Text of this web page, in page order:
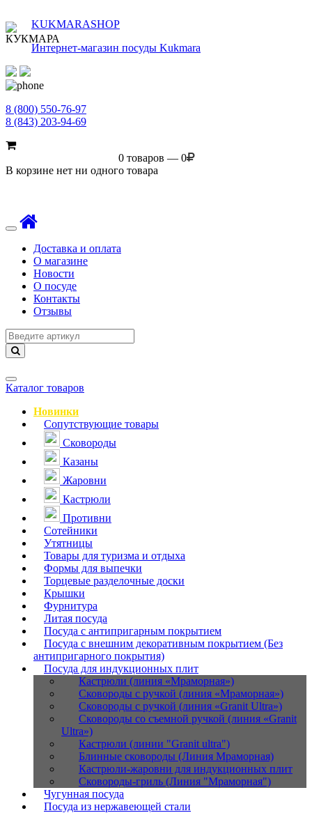
KUKMARASHOP
Интернет-магазин посуды Kukmara
8 (800) 550-76-97
8 (843) 203-94-69
0 товаров — 0
В корзине нет ни одного товара
Toggle
navigationДоставка и оплата
О магазине
Новости
О посуде
Контакты
Отзывы
Навигация
Каталог товаров
Новинки
Сопутствующие товары
Сковороды
Казаны
Жаровни
Кастрюли
Противни
Сотейники
Утятницы
Товары для туризма и отдыха
Формы для выпечки
Торцевые разделочные доски
Крышки
Фурнитура
Литая посуда
Посуда с антипригарным покрытием
Посуда с внешним декоративным покрытием (Без
антипригарного покрытия)
Посуда для индукционных плит
Кастрюли (линия «Мраморная»)
Сковороды с ручкой (линия «Мраморная»)
Сковороды с ручкой (линия «Granit Ultra»)
Сковороды со съемной ручкой (линия «Granit
Ultra»)
Кастрюли (линии "Granit ultra")
Блинные сковороды (Линия Мраморная)
Кастрюли-жаровни для индукционных плит
Сковороды-гриль (Линия "Мраморная")
Чугунная посуда
Посуда из нержавеющей стали